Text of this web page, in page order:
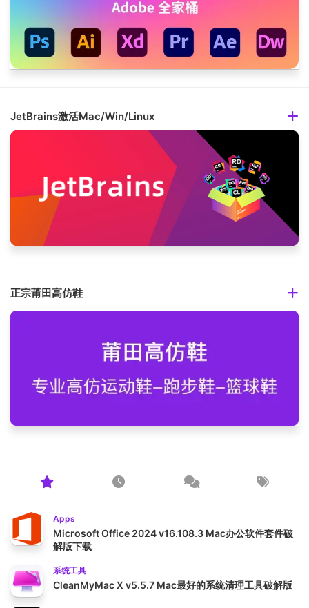
JetBrains激活Mac/Win/Linux
正宗莆田高仿鞋
Apps
Microsoft Office 2024 v16.108.3 Mac办公软件套件破
解版下载
系统工具
CleanMyMac X v5.5.7 Mac最好的系统清理工具破解版